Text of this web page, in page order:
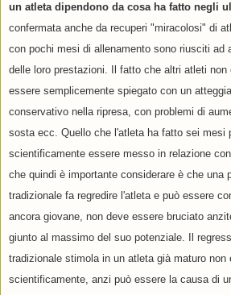
un atleta dipendono da cosa ha fatto negli
confermata anche da recuperi "miracolosi" di
con pochi mesi di allenamento sono riusciti ad
delle loro prestazioni. Il fatto che altri atleti
essere semplicemente spiegato con un
conservativo nella ripresa, con problemi di
sosta ecc. Quello che l'atleta ha fatto sei mesi
scientificamente essere messo in relazione
che quindi è importante considerare è che una
tradizionale fa regredire l'atleta e può essere
ancora giovane, non deve essere bruciato
giunto al massimo del suo potenziale. Il
tradizionale stimola in un atleta già maturo non
scientificamente, anzi può essere la causa di